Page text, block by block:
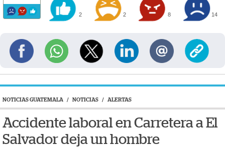
2 2 8 14
NOTICIAS GUATEMALA / NOTICIAS / ALERTAS
Accidente laboral en Carretera a El
Salvador deja un hombre